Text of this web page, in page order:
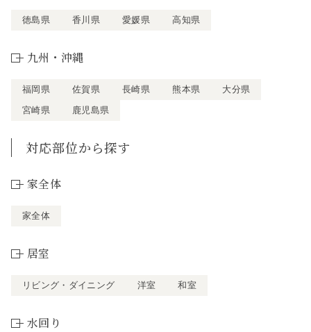
徳島県 香川県 愛媛県 高知県
九州・沖縄
福岡県 佐賀県 長崎県 熊本県
大分県
宮崎県
鹿児島県
対応部位から探す
家全体
家全体
居室
リビング・ダイニング 洋室 和室
水回り